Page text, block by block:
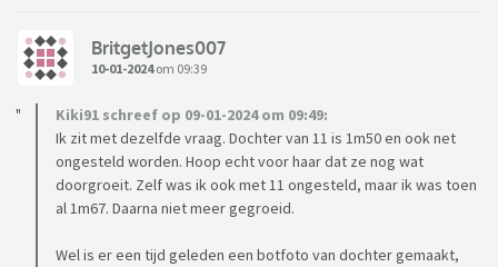
BritgetJones007
10-01-2024om 09:39
Kiki91 schreef op 09-01-2024 om 09:49:
Ik zit met dezelfde vraag. Dochter van 11 is 1m50 en ook net
ongesteld worden. Hoop echt voor haar dat ze nog wat
doorgroeit. Zelf was ik ook met 11 ongesteld, maar ik was toen
al 1m67. Daarna niet meer gegroeid.
Wel is er een tijd geleden een botfoto van dochter gemaakt,